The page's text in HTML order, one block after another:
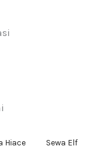
Hiace Sewa Elf